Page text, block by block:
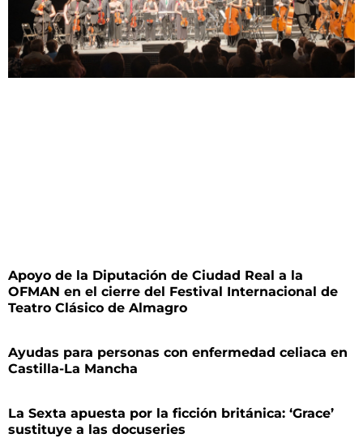
Apoyo de la Diputación de Ciudad Real a la
OFMAN en el cierre del Festival Internacional de
Teatro Clásico de Almagro
Ayudas para personas con enfermedad celiaca en
Castilla-La Mancha
La Sexta apuesta por la ficción británica: ‘Grace’
sustituye a las docuseries